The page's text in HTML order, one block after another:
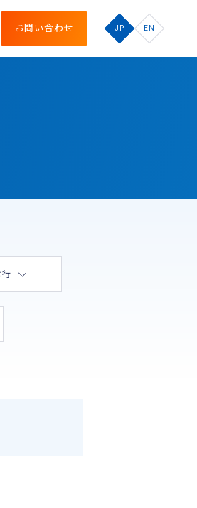
お問い合わせ JP EN
行